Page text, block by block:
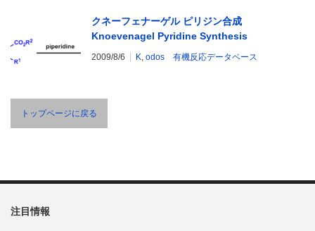
クネーフェナーゲル ピリジン合成
Knoevenagel Pyridine Synthesis
2009/8/6 K odos 有機反応データベース
トップページに戻る
注目情報